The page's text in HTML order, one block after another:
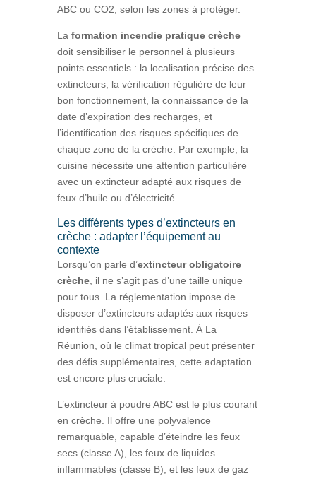
ABC ou CO2, selon les zones à protéger.
La formation incendie pratique crèche
doit sensibiliser le personnel à plusieurs
points essentiels : la localisation précise des
extincteurs, la vérification régulière de leur
bon fonctionnement, la connaissance de la
date d’expiration des recharges, et
l’identification des risques spécifiques de
chaque zone de la crèche. Par exemple, la
cuisine nécessite une attention particulière
avec un extincteur adapté aux risques de
feux d’huile ou d’électricité.
Les différents types d’extincteurs en
crèche : adapter l’équipement au
contexte
Lorsqu’on parle d’extincteur obligatoire
crèche, il ne s’agit pas d’une taille unique
pour tous. La réglementation impose de
disposer d’extincteurs adaptés aux risques
identifiés dans l’établissement. À La
Réunion, où le climat tropical peut présenter
des défis supplémentaires, cette adaptation
est encore plus cruciale.
L’extincteur à poudre ABC est le plus courant
en crèche. Il offre une polyvalence
remarquable, capable d’éteindre les feux
secs (classe A), les feux de liquides
inflammables (classe B), et les feux de gaz